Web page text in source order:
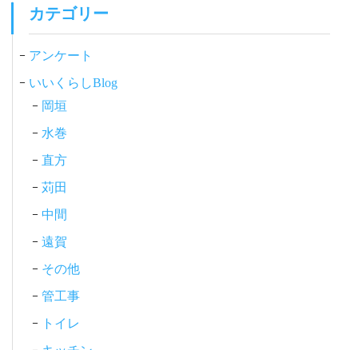
シ
ョ
ン
カテゴリー
アンケート
いいくらしBlog
岡垣
水巻
直方
苅田
中間
遠賀
その他
管工事
トイレ